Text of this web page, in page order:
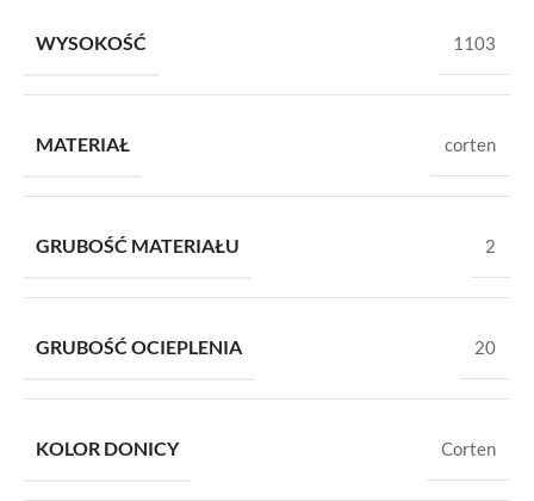
WYSOKOŚĆ 1103
MATERIAŁ corten
GRUBOŚĆ MATERIAŁU 2
GRUBOŚĆ OCIEPLENIA 20
KOLOR DONICY Corten